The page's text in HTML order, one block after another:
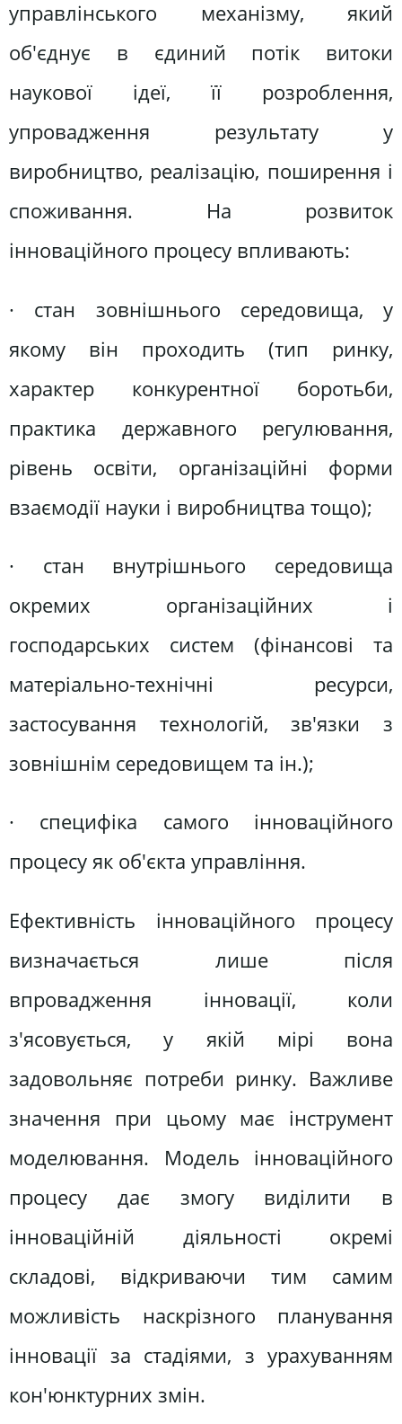
управлінського механізму, який
об'єднує в єдиний потік витоки
наукової ідеї, її розроблення,
упровадження результату у
виробництво, реалізацію, поширення і
споживання. На розвиток
інноваційного процесу впливають:
· стан зовнішнього середовища, у
якому він проходить (тип ринку,
характер конкурентної боротьби,
практика державного регулювання,
рівень освіти, організаційні форми
взаємодії науки і виробництва тощо);
· стан внутрішнього середовища
окремих організаційних і
господарських систем (фінансові та
матеріально-технічні ресурси,
застосування технологій, зв'язки з
зовнішнім середовищем та ін.);
· специфіка самого інноваційного
процесу як об'єкта управління.
Ефективність інноваційного процесу
визначається лише після
впровадження інновації, коли
з'ясовується, у якій мірі вона
задовольняє потреби ринку. Важливе
значення при цьому має інструмент
моделювання. Модель інноваційного
процесу дає змогу виділити в
інноваційній діяльності окремі
складові, відкриваючи тим самим
можливість наскрізного планування
інновації за стадіями, з урахуванням
кон'юнктурних змін.